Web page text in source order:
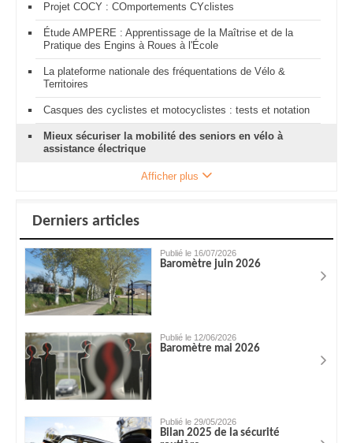
Projet COCY : COmportements CYclistes
Étude AMPERE : Apprentissage de la Maîtrise et de la
Pratique des Engins à Roues à l'École
La plateforme nationale des fréquentations de Vélo &
Territoires
Casques des cyclistes et motocyclistes : tests et notation
Mieux sécuriser la mobilité des seniors en vélo à
assistance électrique
Afficher plus
Derniers articles
Publié le 16/07/2026
Baromètre juin 2026
Publié le 12/06/2026
Baromètre mai 2026
Publié le 29/05/2026
Bilan 2025 de la sécurité